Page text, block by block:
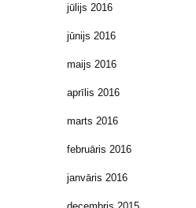
jūlijs 2016
jūnijs 2016
maijs 2016
aprīlis 2016
marts 2016
februāris 2016
janvāris 2016